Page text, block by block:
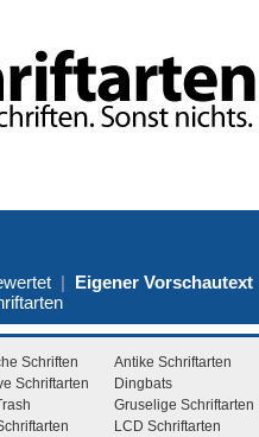
| Eigener Vorschautext
Schriften
Antike Schriftarten
Schriftarten
Dingbats
Gruselige Schriftarten
LCD Schriftarten